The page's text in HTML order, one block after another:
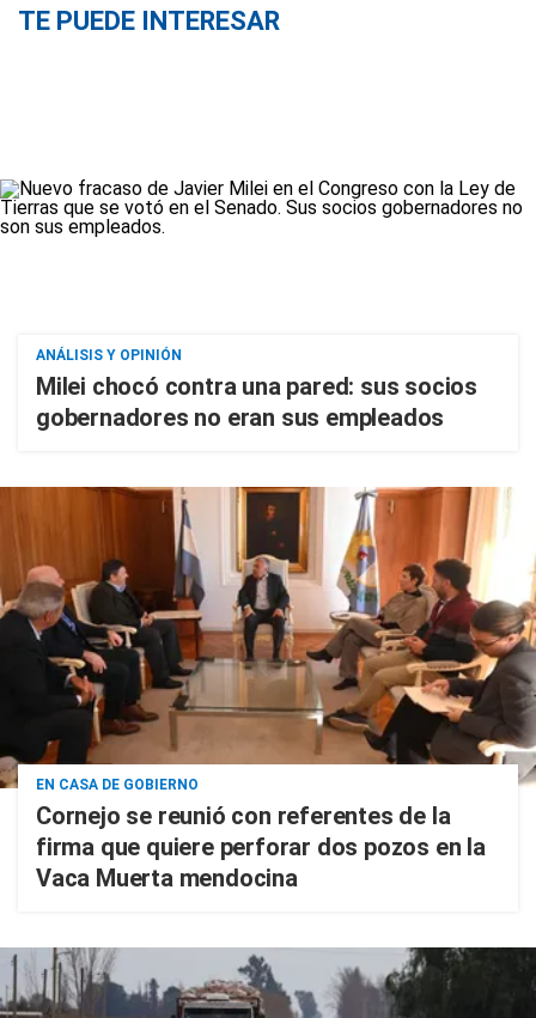
TE PUEDE INTERESAR
ANÁLISIS Y OPINIÓN
Milei chocó contra una pared: sus socios
gobernadores no eran sus empleados
EN CASA DE GOBIERNO
Cornejo se reunió con referentes de la
firma que quiere perforar dos pozos en la
Vaca Muerta mendocina